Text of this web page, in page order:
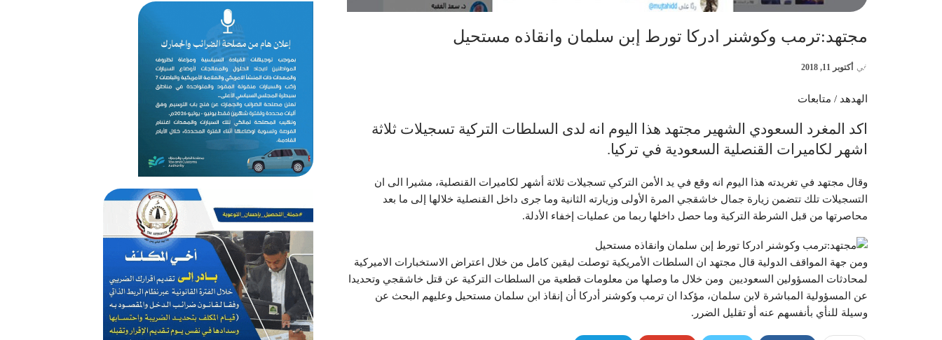
مجتهد:ترمب وكوشنر ادركا تورط إبن سلمان وانقاذه مستحيل
في أكتوبر 11, 2018
الهدهد / متابعات
اكد المغرد السعودي الشهير مجتهد هذا اليوم انه لدى السلطات التركية تسجيلات ثلاثة
اشهر لكاميرات القنصلية السعودية في تركيا.
وقال مجتهد في تغريدته هذا اليوم انه وقع في يد الأمن التركي تسجيلات ثلاثة أشهر لكاميرات القنصلية، مشيرا الى ان
التسجيلات تلك تتضمن زيارة جمال خاشقجي المرة الأولى وزيارته الثانية وما جرى داخل القنصلية خلالها إلى ما بعد
محاصرتها من قبل الشرطة التركية وما حصل داخلها ربما من عمليات إخفاء الأدلة.
ومن جهة المواقف الدولية قال مجتهد ان السلطات الأمريكية توصلت ليقين كامل من خلال اعتراض الاستخبارات الاميركية
لمحادثات المسؤولين السعوديين ومن خلال ما وصلها من معلومات قطعية من السلطات التركية عن قتل خاشقجي وتحديدا
عن المسؤولية المباشرة لابن سلمان، مؤكدا ان ترمب وكوشنر أدركا أن إنقاذ ابن سلمان مستحيل وعليهم البحث عن
وسيلة للنأي بأنفسهم عنه أو تقليل الضرر.